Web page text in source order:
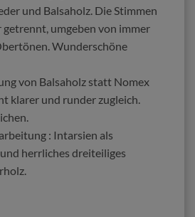
und Balsaholz. Die Stimmen
umgeben von immer
Wunderschöne
von Balsaholz statt Nomex
klarer und runder zugleich.
: Intarsien als
herrliches dreiteiliges